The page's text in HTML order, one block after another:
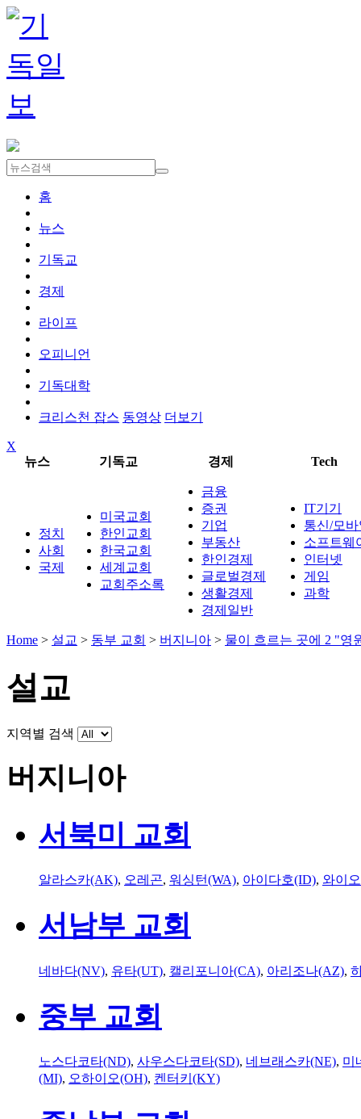
홈
뉴스
기독교
경제
라이프
오피니언
기독대학
크리스천 잡스 동영상 더보기
X
뉴스
기독교 경제 Tech
정치
사회
국제
미국교회
한인교회
한국교회
세계교회
교회주소록
금융
증권
기업
부동산
한인경제
글로벌경제
생활경제
경제일반
IT기기
통신/모
소프트웨
인터넷
게임
과학
Home > 설교 > 동부 교회 > 버지니아 > 물이 흐르는 곳에 2 "영
설교
지역별 검색
버지니아
서북미 교회
알라스카(AK), 오레곤, 워싱턴(WA), 아이다호(ID), 와이
서남부 교회
네바다(NV), 유타(UT), 캘리포니아(CA), 아리조나(AZ),
중부 교회
노스다코타(ND), 사우스다코타(SD), 네브래스카(NE), 미
(MI), 오하이오(OH), 켄터키(KY)